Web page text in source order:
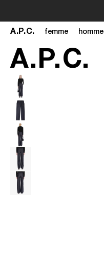
A.P.C. femme homme
A.P.C.